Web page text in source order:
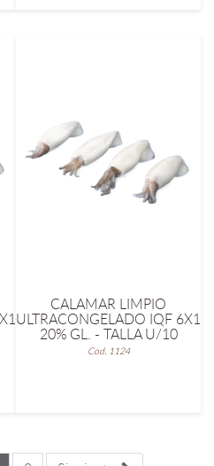
CALAMAR LIMPIO
ULTRACONGELADO IQF 6X1
20% GL. - TALLA U/10
Cod. 1124